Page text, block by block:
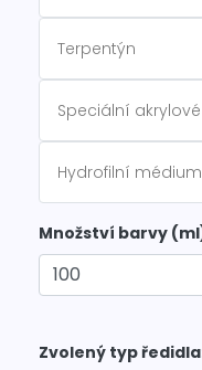
Terpentýn
Speciální
Hydrofilní médium
Množství barvy
Zvolený typ